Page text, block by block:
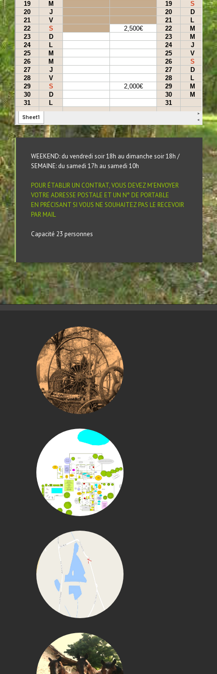
WEEKEND: du vendredi soir 18h au dimanche soir 18h /
SEMAINE: du samedi 17h au samedi 10h
POUR ÉTABLIR UN CONTRAT, VOUS DEVEZ M’ENVOYER
VOTRE ADRESSE POSTALE ET UN N° DE PORTABLE
EN PRÉCISANT SI VOUS NE SOUHAITEZ PAS LE RECEVOIR
PAR MAIL
Capacité 23 personnes